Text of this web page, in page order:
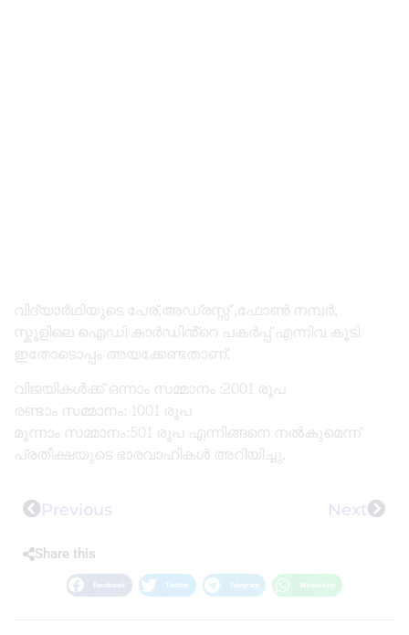
വിദ്യാർഥിയുടെ പേര്,അഡ്രസ്സ് ,ഫോൺ നമ്പർ,
സ്കൂളിലെ ഐഡി കാർഡിൻ്റെ പകർപ്പ് എന്നിവ കൂടി
ഇതോടൊപ്പം അയക്കേണ്ടതാണ്.
വിജയികൾക്ക് ഒന്നാം സമ്മാനം :2001 രൂപ
രണ്ടാം സമ്മാനം: 1001 രൂപ
മൂന്നാം സമ്മാനം:501 രൂപ എന്നിങ്ങനെ നൽകുമെന്ന്
പ്രതീക്ഷയുടെ ഭാരവാഹികൾ അറിയിച്ചു.
Previous Next
Share this
Facebook Twitter Telegram WhatsApp